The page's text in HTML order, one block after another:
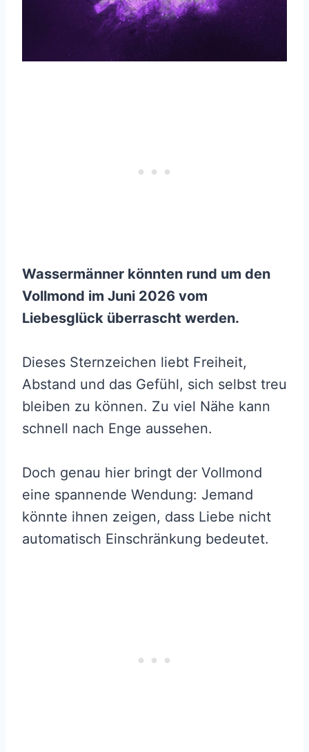
Wassermänner könnten rund um den
Vollmond im Juni 2026 vom
Liebesglück überrascht werden.
Dieses Sternzeichen liebt Freiheit,
Abstand und das Gefühl, sich selbst treu
bleiben zu können. Zu viel Nähe kann
schnell nach Enge aussehen.
Doch genau hier bringt der Vollmond
eine spannende Wendung: Jemand
könnte ihnen zeigen, dass Liebe nicht
automatisch Einschränkung bedeutet.